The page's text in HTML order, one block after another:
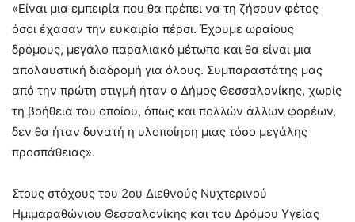
«Είναι μια εμπειρία που θα πρέπει να τη ζήσουν φέτος
όσοι έχασαν την ευκαιρία πέρσι. Έχουμε ωραίους
δρόμους, μεγάλο παραλιακό μέτωπο και θα είναι μια
απολαυστική διαδρομή για όλους. Συμπαραστάτης μας
από την πρώτη στιγμή ήταν ο Δήμος Θεσσαλονίκης, χωρίς
τη βοήθεια του οποίου, όπως και πολλών άλλων φορέων,
δεν θα ήταν δυνατή η υλοποίηση μιας τόσο μεγάλης
προσπάθειας».
Στους στόχους του 2ου Διεθνούς Νυχτερινού
Ημιμαραθώνιου Θεσσαλονίκης και του Δρόμου Υγείας